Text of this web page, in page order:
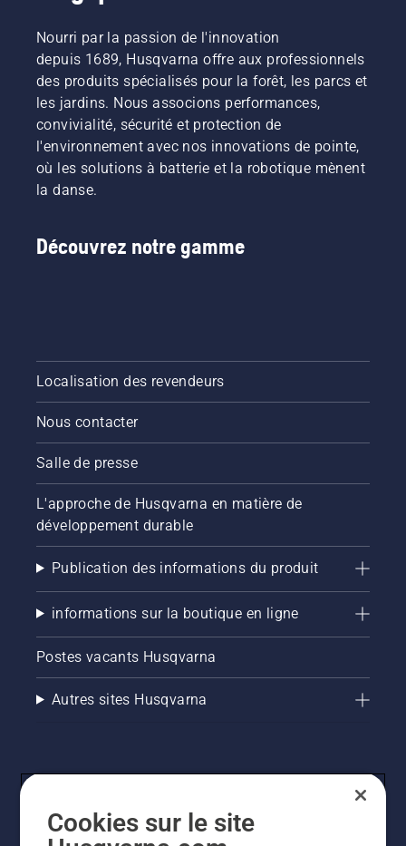
Nourri par la passion de l'innovation
depuis 1689, Husqvarna offre aux professionnels
des produits spécialisés pour la forêt, les parcs et
les jardins. Nous associons performances,
convivialité, sécurité et protection de
l'environnement avec nos innovations de pointe,
où les solutions à batterie et la robotique mènent
la danse.
Découvrez notre gamme
Localisation des revendeurs
Nous contacter
Salle de presse
L'approche de Husqvarna en matière de
développement durable
Publication des informations du produit
informations sur la boutique en ligne
Postes vacants Husqvarna
Autres sites Husqvarna
Cookies sur le site